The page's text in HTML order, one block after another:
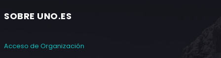
SOBRE UNO.ES
Acceso de Organización